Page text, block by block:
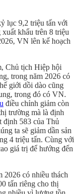
lục 9,2 triệu tấn với
khẩu trên 8 triệu
VN lên kế hoạch
Chủ tịch Hiệp hội
trong năm 2026 có
giới dồi dào cũng
trong đó có VN.
điều chỉnh giảm còn
trường mà là định
định 583 của Thủ
ta sẽ giảm dần sản
4 triệu tấn. Cùng với
giá trị để hướng đến
2026 có nhiều thách
tấn riêng cho thị